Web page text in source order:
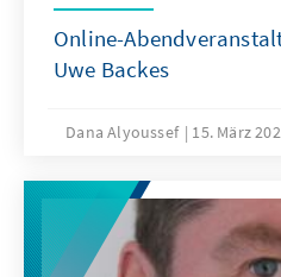
Online-
Uwe Backes
Dana Alyoussef 15. März